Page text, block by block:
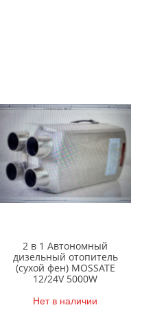
2 в 1 Автономный
дизельный отопитель
(сухой фен) MOSSATE
12/24V 5000W
Нет в наличии